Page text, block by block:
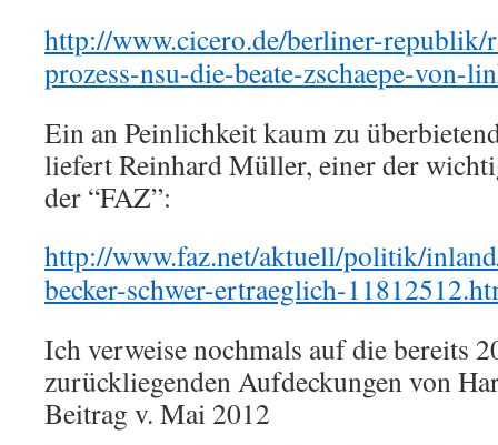
http://www.cicero.de/berliner-republik/
prozess-nsu-die-beate-zschaepe-von-
Ein an Peinlichkeit kaum zu
liefert Reinhard Müller, einer der
der “FAZ”:
http://www.faz.net/aktuell/politik/
becker-schwer-ertraeglich-
Ich verweise nochmals auf die bereits
zurückliegenden Aufdeckungen von
Beitrag v. Mai 2012